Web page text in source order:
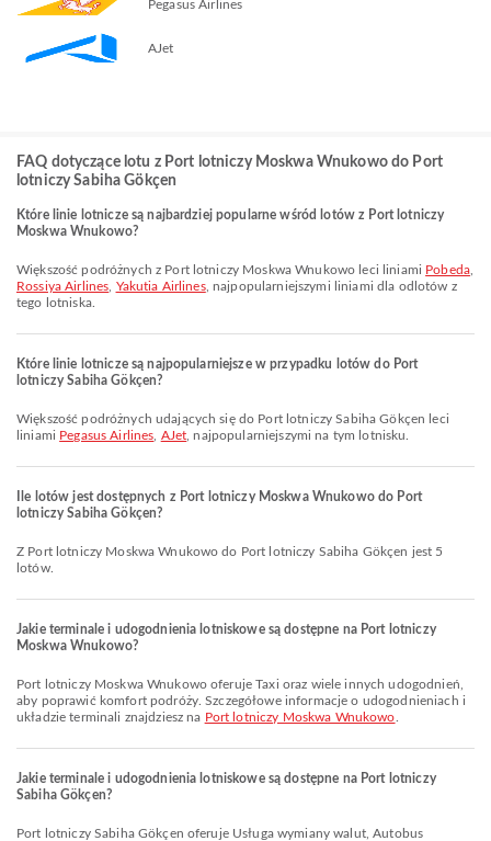
Pegasus Airlines
AJet
FAQ dotyczące lotu z Port lotniczy Moskwa Wnukowo do Port
lotniczy Sabiha Gökçen
Które linie lotnicze są najbardziej popularne wśród lotów z Port lotniczy
Moskwa Wnukowo?
Większość podróżnych z Port lotniczy Moskwa Wnukowo leci liniami Pobeda,
Rossiya Airlines Yakutia Airlines, najpopularniejszymi liniami dla odlotów z
tego lotniska.
Które linie lotnicze są najpopularniejsze w przypadku lotów do Port
lotniczy Sabiha Gökçen?
Większość podróżnych udających się do Port lotniczy Sabiha Gökçen leci
liniami Pegasus Airlines AJet , najpopularniejszymi na tym lotnisku.
Ile lotów jest dostępnych z Port lotniczy Moskwa Wnukowo do Port
lotniczy Sabiha Gökçen?
Z Port lotniczy Moskwa Wnukowo do Port lotniczy Sabiha Gökçen jest 5
lotów.
Jakie terminale i udogodnienia lotniskowe są dostępne na Port lotniczy
Moskwa Wnukowo?
Port lotniczy Moskwa Wnukowo oferuje Taxi oraz wiele innych udogodnień,
aby poprawić komfort podróży. Szczegółowe informacje o udogodnieniach i
układzie terminali znajdziesz na Port lotniczy Moskwa Wnukowo
Jakie terminale i udogodnienia lotniskowe są dostępne na Port lotniczy
Sabiha Gökçen?
Port lotniczy Sabiha Gökçen oferuje Usługa wymiany walut, Autobus